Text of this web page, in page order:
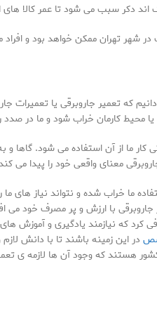
اند دکر سبب می شود تا عمر کالا های
شهر تهران ممکن خواهد بود و
که تعمیر جاروبرقی یا
محیط کارمان خراب شود و ما در صدد
ما از آن استفاده می شود. گاها
معنای واقعی خود را پیدا می
ما خراب شده و نتواند نیاز های ما
با ارزش و پر مصرف خود می
که نیازمند یادگیری و آموزش های
در این زمینه باشند تا با دانش
هستند که وجود آن ها لازمه ی